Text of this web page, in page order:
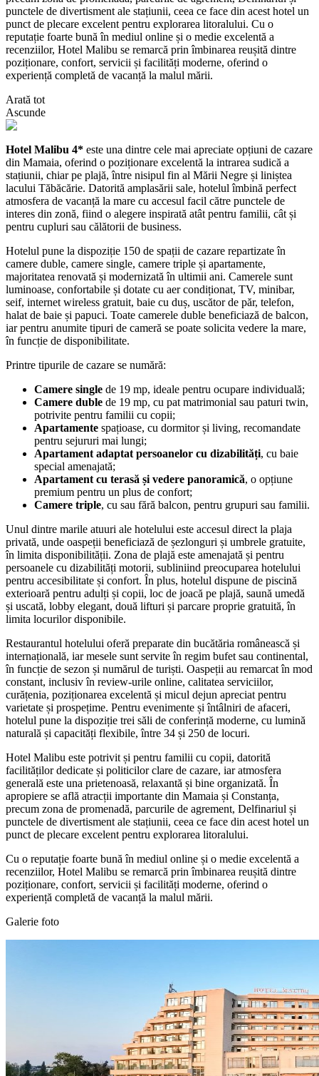
punctele de divertisment ale stațiunii, ceea ce face din acest hotel un
punct de plecare excelent pentru explorarea litoralului. Cu o
reputație foarte bună în mediul online și o medie excelentă a
recenziilor, Hotel Malibu se remarcă prin îmbinarea reușită dintre
poziționare, confort, servicii și facilități moderne, oferind o
experiență completă de vacanță la malul mării.
Arată tot
Ascunde
Hotel Malibu 4* este una dintre cele mai apreciate opțiuni de cazare
din Mamaia, oferind o poziționare excelentă la intrarea sudică a
stațiunii, chiar pe plajă, între nisipul fin al Mării Negre și liniștea
lacului Tăbăcărie. Datorită amplasării sale, hotelul îmbină perfect
atmosfera de vacanță la mare cu accesul facil către punctele de
interes din zonă, fiind o alegere inspirată atât pentru familii, cât și
pentru cupluri sau călătorii de business.
Hotelul pune la dispoziție 150 de spații de cazare repartizate în
camere duble, camere single, camere triple și apartamente,
majoritatea renovată și modernizată în ultimii ani. Camerele sunt
luminoase, confortabile și dotate cu aer condiționat, TV, minibar,
seif, internet wireless gratuit, baie cu duș, uscător de păr, telefon,
halat de baie și papuci. Toate camerele duble beneficiază de balcon,
iar pentru anumite tipuri de cameră se poate solicita vedere la mare,
în funcție de disponibilitate.
Printre tipurile de cazare se numără:
Camere single de 19 mp, ideale pentru ocupare individuală;
Camere duble de 19 mp, cu pat matrimonial sau paturi twin,
potrivite pentru familii cu copii;
Apartamente spațioase, cu dormitor și living, recomandate
pentru sejururi mai lungi;
Apartament adaptat persoanelor cu dizabilități, cu baie
special amenajată;
Apartament cu terasă și vedere panoramică, o opțiune
premium pentru un plus de confort;
Camere triple, cu sau fără balcon, pentru grupuri sau familii.
Unul dintre marile atuuri ale hotelului este accesul direct la plaja
privată, unde oaspeții beneficiază de șezlonguri și umbrele gratuite,
în limita disponibilității. Zona de plajă este amenajată și pentru
persoanele cu dizabilități motorii, subliniind preocuparea hotelului
pentru accesibilitate și confort. În plus, hotelul dispune de piscină
exterioară pentru adulți și copii, loc de joacă pe plajă, saună umedă
și uscată, lobby elegant, două lifturi și parcare proprie gratuită, în
limita locurilor disponibile.
Restaurantul hotelului oferă preparate din bucătăria românească și
internațională, iar mesele sunt servite în regim bufet sau continental,
în funcție de sezon și numărul de turiști. Oaspeții au remarcat în mod
constant, inclusiv în review-urile online, calitatea serviciilor,
curățenia, poziționarea excelentă și micul dejun apreciat pentru
varietate și prospețime. Pentru evenimente și întâlniri de afaceri,
hotelul pune la dispoziție trei săli de conferință moderne, cu lumină
naturală și capacități flexibile, între 34 și 250 de locuri.
Hotel Malibu este potrivit și pentru familii cu copii, datorită
facilităților dedicate și politicilor clare de cazare, iar atmosfera
generală este una prietenoasă, relaxantă și bine organizată. În
apropiere se află atracții importante din Mamaia și Constanța,
precum zona de promenadă, parcurile de agrement, Delfinariul și
punctele de divertisment ale stațiunii, ceea ce face din acest hotel un
punct de plecare excelent pentru explorarea litoralului.
Cu o reputație foarte bună în mediul online și o medie excelentă a
recenziilor, Hotel Malibu se remarcă prin îmbinarea reușită dintre
poziționare, confort, servicii și facilități moderne, oferind o
experiență completă de vacanță la malul mării.
Galerie foto